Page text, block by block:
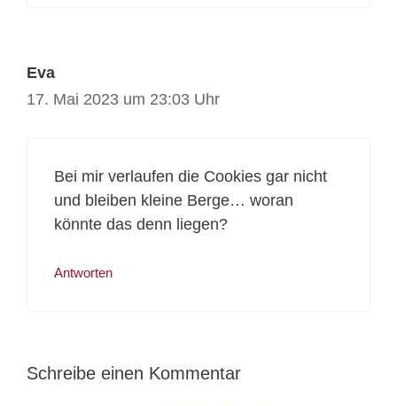
Eva
17. Mai 2023 um 23:03 Uhr
Bei mir verlaufen die Cookies gar nicht
und bleiben kleine Berge… woran
könnte das denn liegen?
Antworten
Schreibe einen Kommentar